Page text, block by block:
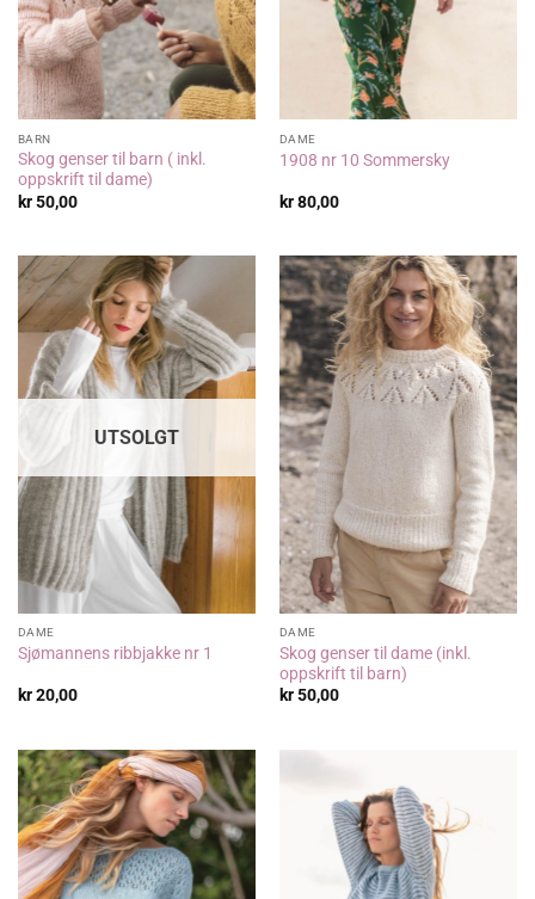
BARN
Skog genser til barn ( inkl.
oppskrift til dame)
kr50,00
DAME
1908 nr 10 Sommersky
kr80,00
UTSOLGT
DAME
Sjømannens ribbjakke nr 1
kr20,00
DAME
Skog genser til dame (inkl.
oppskrift til barn)
kr50,00